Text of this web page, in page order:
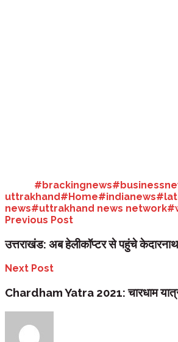
#brackingnews
uttrakhand#Home#indianews
news#uttrakhand news network
Previous Post
उत्तराखंड: अब हेलीकॉप्टर से पहुंचे
Next Post
Chardham Yatra 2021: चारधाम यात्रा